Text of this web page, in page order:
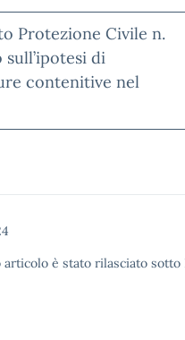
Protezione Civile n.
di
contenitive nel
è stato rilasciato